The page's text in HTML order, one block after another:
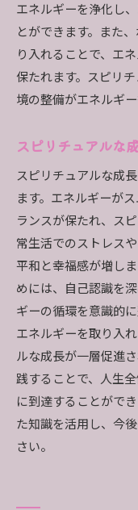
エネルギーを浄化し
とができます。また
り入れることで、エ
保たれます。スピリ
境の整備がエネルギ
スピリチュアルな
スピリチュアルな成
ます。エネルギーが
ランスが保たれ、ス
常生活でのストレス
平和と幸福感が増し
めには、自己認識を
ギーの循環を意識的
エネルギーを取り入
ルな成長が一層促進
践することで、人生
に到達することがで
た知識を活用し、今
さい。